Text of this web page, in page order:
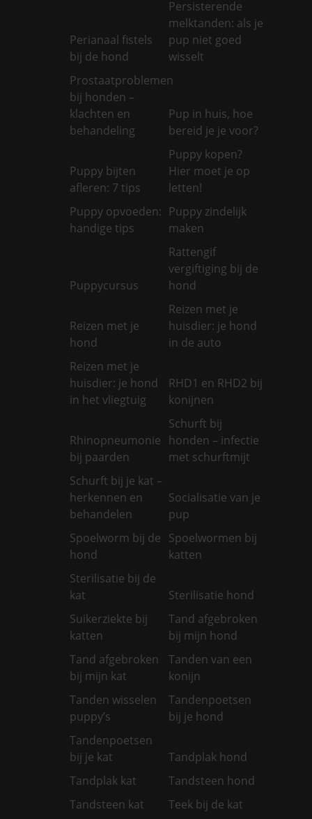
Perianaal fistels
bij de hond
Persisterende
melktanden: als je
pup niet goed
wisselt
Prostaatproblemen
bij honden –
klachten en
behandeling
Pup in huis, hoe
bereid je je voor?
Puppy bijten
afleren: 7 tips
Puppy kopen?
Hier moet je op
letten!
Puppy opvoeden:
handige tips
Puppy zindelijk
maken
Puppycursus
Rattengif
vergiftiging bij de
hond
Reizen met je
hond
Reizen met je
huisdier: je hond
in de auto
Reizen met je
huisdier: je hond
in het vliegtuig
RHD1 en RHD2 bij
konijnen
Rhinopneumonie
bij paarden
Schurft bij
honden – infectie
met schurftmijt
Schurft bij je kat –
herkennen en
behandelen
Socialisatie van je
pup
Spoelworm bij de
hond
Spoelwormen bij
katten
Sterilisatie bij de
kat
Sterilisatie hond
Suikerziekte bij
katten
Tand afgebroken
bij mijn hond
Tand afgebroken
bij mijn kat
Tanden van een
konijn
Tanden wisselen
puppy’s
Tandenpoetsen
bij je hond
Tandenpoetsen
bij je kat
Tandplak hond
Tandplak kat
Tandsteen hond
Tandsteen kat
Teek bij de kat